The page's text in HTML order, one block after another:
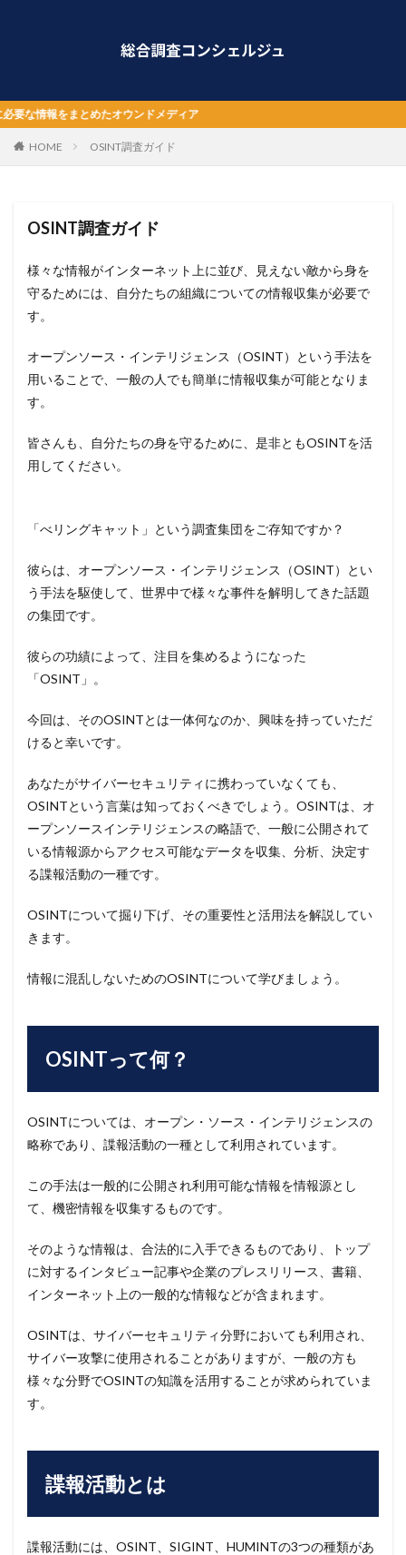
とめたオウンドメディア
HOME OSINT調査ガイド
OSINT調査ガイド
様々な情報がインターネット上に並び、見えない敵から身を
守るためには、自分たちの組織についての情報収集が必要で
す。
オープンソース・インテリジェンス（OSINT）という手法を
用いることで、一般の人でも簡単に情報収集が可能となりま
す。
皆さんも、自分たちの身を守るために、是非ともOSINTを活
用してください。
「べリングキャット」という調査集団をご存知ですか？
彼らは、オープンソース・インテリジェンス（OSINT）とい
う手法を駆使して、世界中で様々な事件を解明してきた話題
の集団です。
彼らの功績によって、注目を集めるようになった
「OSINT」。
今回は、そのOSINTとは一体何なのか、興味を持っていただ
けると幸いです。
あなたがサイバーセキュリティに携わっていなくても、
OSINTという言葉は知っておくべきでしょう。OSINTは、オ
ープンソースインテリジェンスの略語で、一般に公開されて
いる情報源からアクセス可能なデータを収集、分析、決定す
る諜報活動の一種です。
OSINTについて掘り下げ、その重要性と活用法を解説してい
きます。
情報に混乱しないためのOSINTについて学びましょう。
OSINTって何？
OSINTについては、オープン・ソース・インテリジェンスの
略称であり、諜報活動の一種として利用されています。
この手法は一般的に公開され利用可能な情報を情報源とし
て、機密情報を収集するものです。
そのような情報は、合法的に入手できるものであり、トップ
に対するインタビュー記事や企業のプレスリリース、書籍、
インターネット上の一般的な情報などが含まれます。
OSINTは、サイバーセキュリティ分野においても利用され、
サイバー攻撃に使用されることがありますが、一般の方も
様々な分野でOSINTの知識を活用することが求められていま
す。
諜報活動とは
諜報活動には、OSINT、SIGINT、HUMINTの3つの種類があ